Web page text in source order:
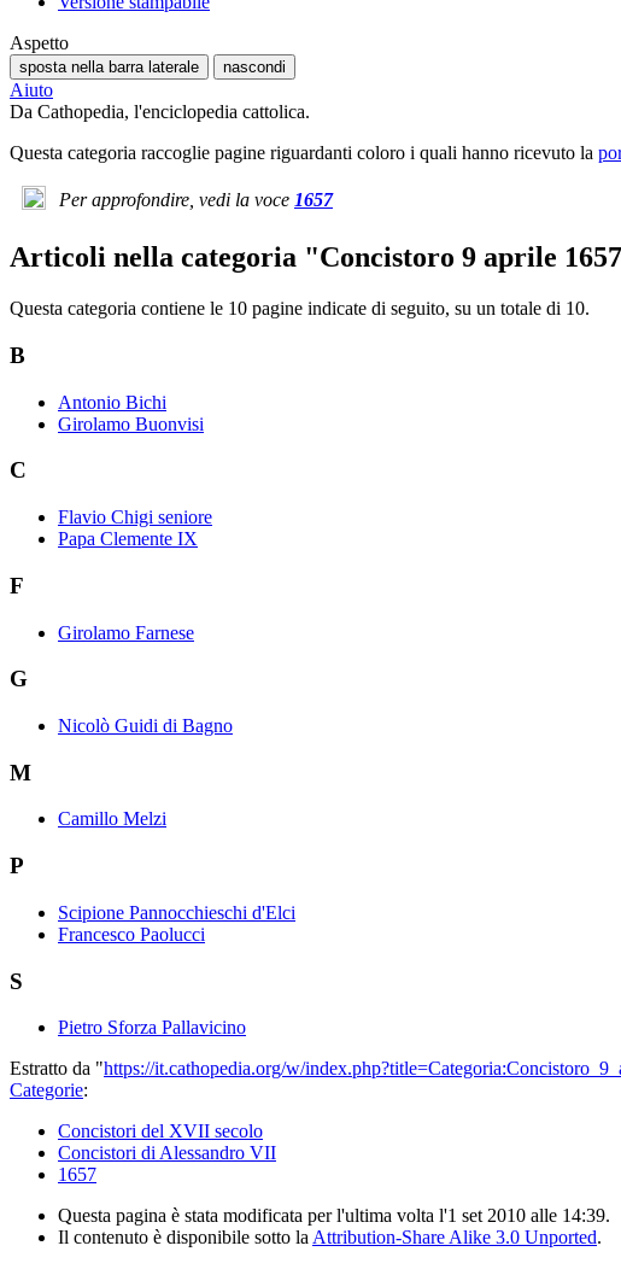
Aspetto
sposta nella barra laterale nascondi
Aiuto
Da Cathopedia, l'enciclopedia cattolica.
Questa categoria raccoglie pagine riguardanti coloro i quali hanno ricevuto la
Per approfondire, vedi la voce 1657
Articoli nella categoria "Concistoro 9 aprile
Questa categoria contiene le 10 pagine indicate di seguito, su un totale di 10.
B
Antonio Bichi
Girolamo Buonvisi
C
Flavio Chigi seniore
Papa Clemente IX
F
Girolamo Farnese
G
Nicolò Guidi di Bagno
M
Camillo Melzi
P
Scipione Pannocchieschi d'Elci
Francesco Paolucci
S
Pietro Sforza Pallavicino
Estratto da "https://it.cathopedia.org/w/
Categorie:
Concistori del XVII secolo
Concistori di Alessandro VII
1657
Questa pagina è stata modificata per l'ultima volta l'1 set 2010 alle 14:39.
Il contenuto è disponibile sotto la Attribution-Share Alike 3.0 Unported.